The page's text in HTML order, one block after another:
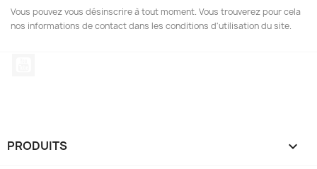
Vous pouvez vous désinscrire à tout moment. Vous trouverez pour cela
nos informations de contact dans les conditions d'utilisation du site.
PRODUITS 